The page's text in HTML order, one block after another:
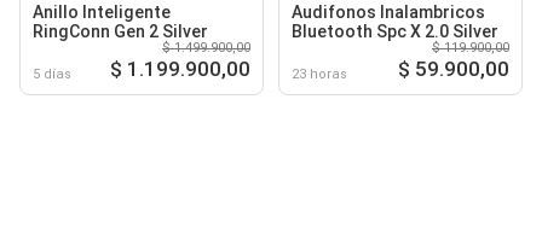
Anillo Inteligente
RingConn Gen 2 Silver
5 días
$ 1.499.900,00
$ 1.199.900,00
Audifonos Inalambricos
Bluetooth Spc X 2.0 Silver
23 horas
$ 119.900,00
$ 59.900,00